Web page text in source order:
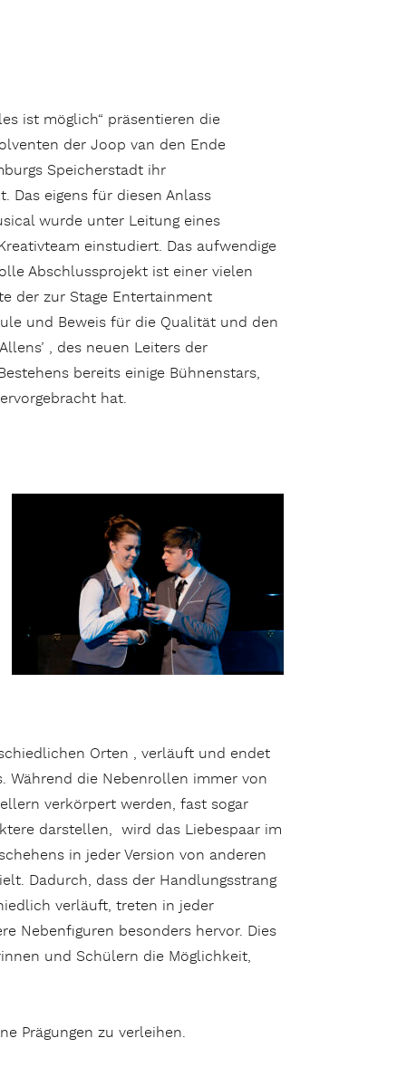
ist möglich“ präsentieren die
der Joop van den Ende
Speicherstadt ihr
Das eigens für diesen Anlass
wurde unter Leitung eines
einstudiert. Das aufwendige
Abschlussprojekt ist einer vielen
der zur Stage Entertainment
und Beweis für die Qualität und den
, des neuen Leiters der
bereits einige Bühnenstars,
hat.
Orten , verläuft und endet
Während die Nebenrollen immer von
verkörpert werden, fast sogar
darstellen, wird das Liebespaar im
in jeder Version von anderen
Dadurch, dass der Handlungsstrang
verläuft, treten in jeder
Nebenfiguren besonders hervor. Dies
und Schülern die Möglichkeit,
Prägungen zu verleihen.